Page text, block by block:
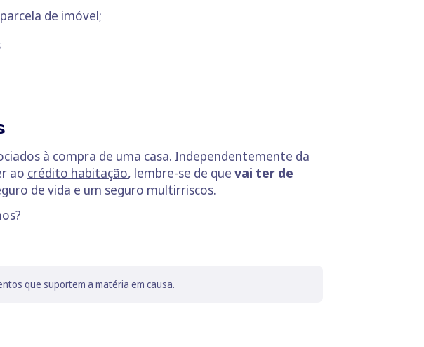
de imóvel;
à compra de uma casa. Independentemente da
ao crédito habitação, lembre-se de que vai ter de
de vida e um seguro multirriscos.
que suportem a matéria em causa.